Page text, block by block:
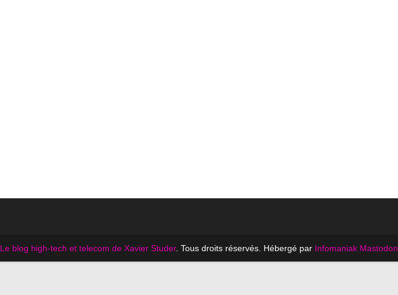
Le blog high-tech et telecom de Xavier Studer. Tous droits réservés. Hébergé par Infomaniak Mastodon